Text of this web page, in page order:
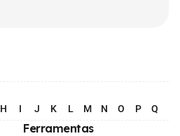
H I J K L M N O P Q
Ferramentas